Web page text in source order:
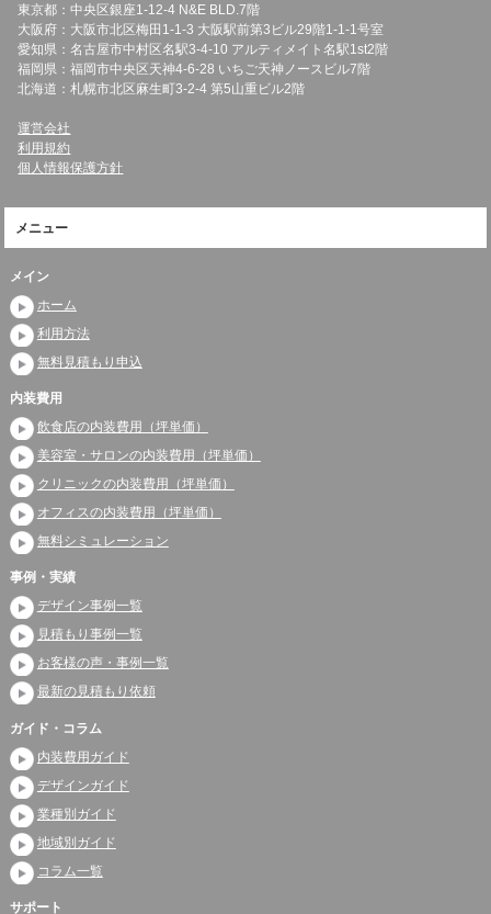
東京都：中央区銀座1-12-4 N&E BLD.7階
大阪府：大阪市北区梅田1-1-3 大阪駅前第3ビル29階1-1-1号室
愛知県：名古屋市中村区名駅3-4-10 アルティメイト名駅1st2階
福岡県：福岡市中央区天神4-6-28 いちご天神ノースビル7階
北海道：札幌市北区麻生町3-2-4 第5山重ビル2階
運営会社
利用規約
個人情報保護方針
メニュー
メイン
ホーム
利用方法
無料見積もり申込
内装費用
飲食店の内装費用（坪単価）
美容室・サロンの内装費用（坪単価）
クリニックの内装費用（坪単価）
オフィスの内装費用（坪単価）
無料シミュレーション
事例・実績
デザイン事例一覧
見積もり事例一覧
お客様の声・事例一覧
最新の見積もり依頼
ガイド・コラム
内装費用ガイド
デザインガイド
業種別ガイド
地域別ガイド
コラム一覧
サポート